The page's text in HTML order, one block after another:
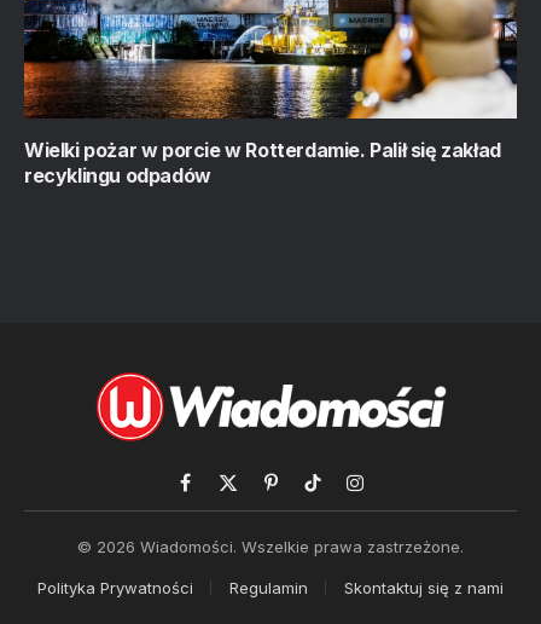
Wielki pożar w porcie w Rotterdamie. Palił się zakład
recyklingu odpadów
Facebook
X
PinterestTikTokInstagram
© 2026 Wiadomości. Wszelkie prawa zastrzeżone.
Polityka Prywatności Regulamin Skontaktuj się z nami